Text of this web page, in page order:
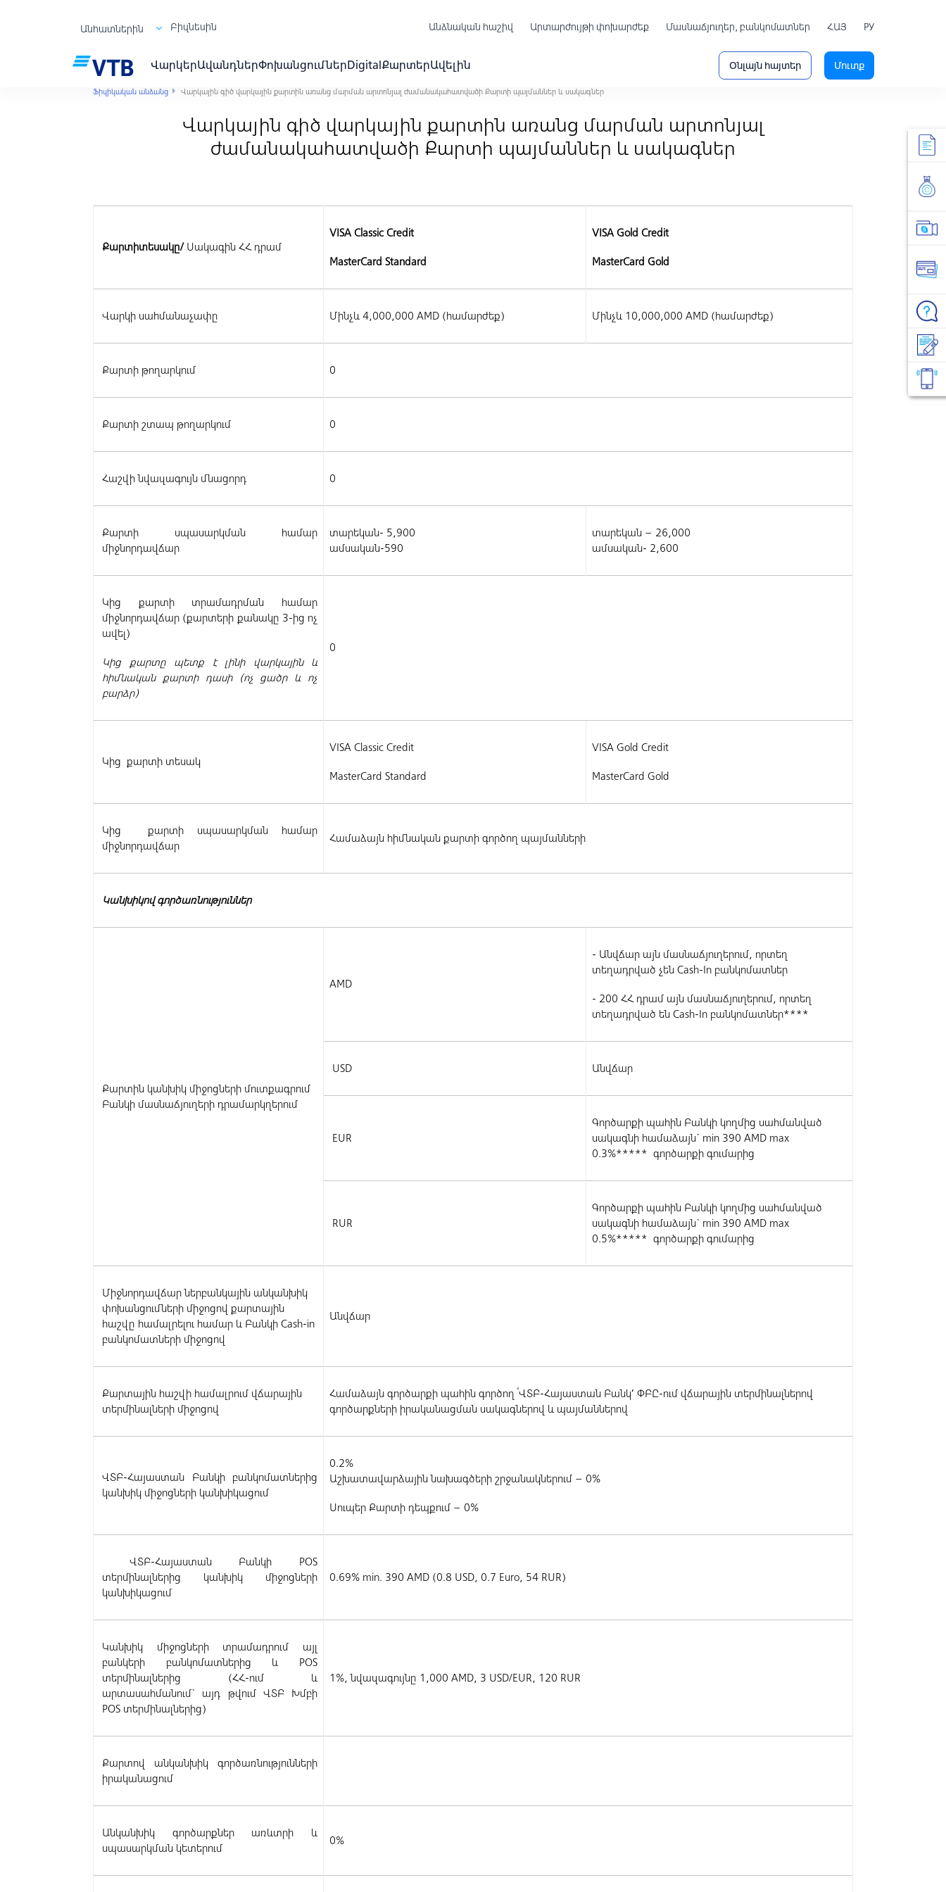
Օնլայն հայտեր Մուտք
Ֆիզիկական անձանց Վարկային գիծ վարկային քարտին առանց մարման արտոնյալ ժամանակահատվածի Քարտի պայմաններ և սակագներ
Վարկային գիծ վարկային քարտին առանց մարման արտոնյալ
ժամանակահատվածի Քարտի պայմաններ և սակագներ
Քարտիտեսակը/ Սակագին ՀՀ դրամ
VISA Classic Credit
MasterCard Standard
VISA Gold Credit
MasterCard Gold
Վարկի սահմանաչափը Մինչև 4,000,000 AMD (համարժեք) Մինչև 10,000,000 AMD (համարժեք)
Քարտի թողարկում 0
Քարտի շտապ թողարկում 0
Հաշվի նվազագույն մնացորդ 0
Քարտի սպասարկման համար
միջնորդավճար
տարեկան- 5,900
ամսական-590
տարեկան – 26,000
ամսական- 2,600
Կից քարտի տրամադրման համար
միջնորդավճար (քարտերի քանակը 3-ից ոչ
ավել)
Կից քարտը պետք է լինի վարկային և
հիմնական քարտի դասի (ոչ ցածր և ոչ
բարձր)
0
Կից քարտի տեսակ
VISA Classic Credit
MasterCard Standard
VISA Gold Credit
MasterCard Gold
Կից քարտի սպասարկման համար
միջնորդավճար
Համաձայն հիմնական քարտի գործող պայմանների
Կանխիկով գործառնություններ
Քարտին կանխիկ միջոցների մուտքագրում
Բանկի մասնաճյուղերի դրամարկղերում
AMD
- Անվճար այն մասնաճյուղերում, որտեղ
տեղադրված չեն Cash-In բանկոմատներ
- 200 ՀՀ դրամ այն մասնաճյուղերում, որտեղ
տեղադրված են Cash-In բանկոմատներ****
USD Անվճար
EUR
Գործարքի պահին Բանկի կողմից սահմանված
սակագնի համաձայն` min 390 AMD max
0.3%***** գործարքի գումարից
RUR
Գործարքի պահին Բանկի կողմից սահմանված
սակագնի համաձայն` min 390 AMD max
0.5%***** գործարքի գումարից
Միջնորդավճար ներբանկային անկանխիկ
փոխանցումների միջոցով քարտային
հաշվը համալրելու համար և Բանկի Cash-in
բանկոմատների միջոցով
Անվճար
Քարտային հաշվի համալրում վճարային
տերմինալների միջոցով
Համաձայն գործարքի պահին գործող ՙՎՏԲ-Հայաստան Բանկ՚ ՓԲԸ-ում վճարային տերմինալներով
գործարքների իրականացման սակագներով և պայմաններով
ՎՏԲ-Հայաստան Բանկի բանկոմատներից
կանխիկ միջոցների կանխիկացում
0.2%
Աշխատավարձային նախագծերի շրջանակներում – 0%
Սուպեր Քարտի դեպքում – 0%
ՎՏԲ-Հայաստան Բանկի POS
տերմինալներից կանխիկ միջոցների
կանխիկացում
0.69% min. 390 AMD (0.8 USD, 0.7 Euro, 54 RUR)
Կանխիկ միջոցների տրամադրում այլ
բանկերի բանկոմատներից և POS
տերմինալներից (ՀՀ-ում և
արտասահմանում` այդ թվում ՎՏԲ Խմբի
POS տերմինալներից)
1%, նվազագույնը 1,000 AMD, 3 USD/EUR, 120 RUR
Քարտով անկանխիկ գործառնությունների
իրականացում
Անկանխիկ գործարքներ առևտրի և
սպասարկման կետերում
0%